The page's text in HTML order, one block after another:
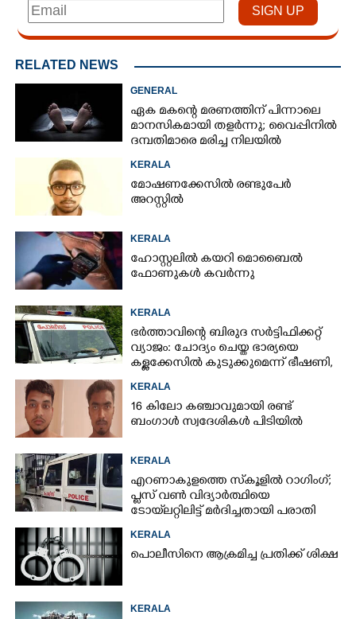
RELATED NEWS
GENERAL
ഏക മകന്റെ മരണത്തിന് പിന്നാലെ
മാനസികമായി തളർന്നു; വൈപ്പിനിൽ
ദമ്പതിമാരെ മരിച്ച നിലയിൽ
KERALA
മോഷണക്കേസിൽ രണ്ടുപേർ
അറസ്റ്റിൽ
KERALA
ഹോസ്റ്റലിൽ കയറി മൊബൈൽ
ഫോണുകൾ കവർന്നു
KERALA
ഭർത്താവിന്റെ ബിരുദ സർട്ടിഫിക്കറ്റ്
വ്യാജം: ചോദ്യം ചെയ്ത ഭാര്യയെ
കള്ളക്കേസിൽ കുടുക്കുമെന്ന് ഭീഷണി,
KERALA
16 കിലോ കഞ്ചാവുമായി രണ്ട്
ബംഗാൾ സ്വദേശികൾ പിടിയിൽ
KERALA
എറണാകുളത്തെ സ്‌കൂളിൽ റാഗിംഗ്;
പ്ലസ് വൺ വിദ്യാർത്ഥിയെ
ടോയ്‌ലറ്റിലിട്ട് മർദിച്ചതായി പരാതി
KERALA
പൊലീസിനെ ആക്രമിച്ച പ്രതിക്ക് ശിക്ഷ
KERALA